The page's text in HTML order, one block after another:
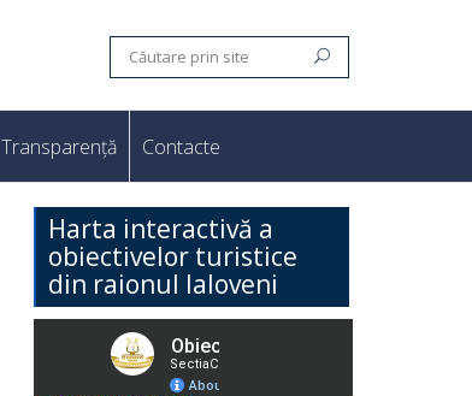
Transparență Contacte
Harta interactivă a
obiectivelor turistice
din raionul Ialoveni